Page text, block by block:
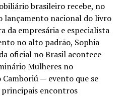
brasileiro recebe, no
lançamento nacional do livro
da empresária e especialista
no alto padrão, Sophia
oficial no Brasil acontece
Mulheres no
— evento que se
principais encontros